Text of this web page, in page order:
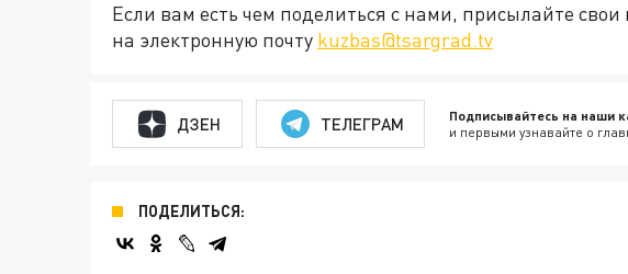
Если вам есть чем поделиться с нами, присылайте
на электронную почту kuzbas@tsargrad.tv
ДЗЕН ТЕЛЕГРАМ Подписывайтесь на наши
и первыми узнавайте о
ПОДЕЛИТЬСЯ: